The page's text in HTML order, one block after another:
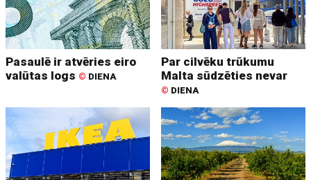
Pasaulē ir atvēries eiro
valūtas logs © DIENA
Par cilvēku trūkumu
Malta sūdzēties nevar
© DIENA